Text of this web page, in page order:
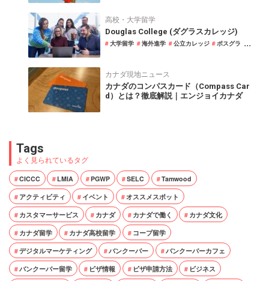
高校・大学留学
Douglas College (ダグラスカレッジ)
大学留学 海外進学 公立カレッジ ポスグラ ...
カナダ現地ニュース
カナダのコンパスカード（Compass Car
d）とは？徹底解説｜エンジョイカナダ
Tags
よく見られているタグ
CICCC LMIA PGWP SELC
Tamwood
アクティビティ
イベント
オススメスポット
カスタマーサービス
カナダ カナダで働く
カナダ文化
カナダ留学
カナダ高校留学
コープ留学
デジタルマーケティング
バンクーバー
バンクーバーカフェ
バンクーバー留学
ビザ情報 ビザ申請方法
ビジネス